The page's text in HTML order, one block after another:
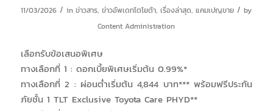
11/03/2026 / inข่าวสาร,ข่าวอัพเดทโตโยต้า,เรื่องล่าสุด,แคมเปญขาย / by
Content Administration
เลือกรับข้อเสนอพิเศษ
ทางเลือกที่ 1 : ดอกเบี้ยพิเศษเริ่มต้น 0.99%*
ทางเลือกที่ 2 : ผ่อนต่ำเริ่มต้น 4,844 บาท*** พร้อมฟรีประกัน
ภัยชั้น 1 TLT Exclusive Toyota Care PHYD**